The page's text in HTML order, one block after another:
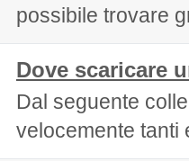
possibile trovare
Dove scaricare
Dal seguente
velocemente tanti